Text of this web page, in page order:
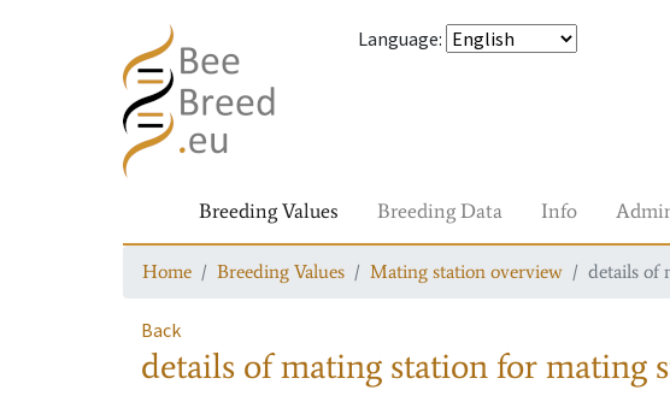
Language:
Breeding Values Breeding Data Info
Home Breeding Values Mating station overview details of
Back
details of mating stationfor mating